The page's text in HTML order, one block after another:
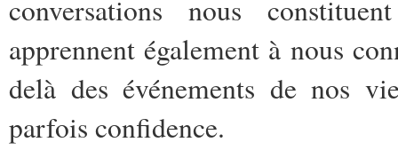
conversations nous
apprennent également à nous
delà des événements de nos
parfois confidence.